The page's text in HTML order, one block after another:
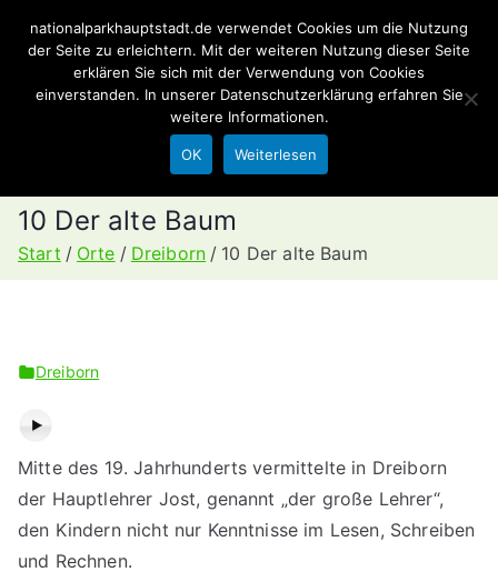
InhaltNationalparkhaupt
stadt.de
Point of Interests im Nationalpark Eifel
10 Der alte Baum
Start Orte Dreiborn 10 Der alte Baum
Dreiborn
Mitte des 19. Jahrhunderts vermittelte in Dreiborn
der Hauptlehrer Jost, genannt „der große Lehrer“,
den Kindern nicht nur Kenntnisse im Lesen, Schreiben
und Rechnen.
nationalparkhauptstadt.de verwendet Cookies um die Nutzung
der Seite zu erleichtern. Mit der weiteren Nutzung dieser Seite
erklären Sie sich mit der Verwendung von Cookies
einverstanden. In unserer Datenschutzerklärung erfahren Sie
weitere Informationen.
OK Weiterlesen